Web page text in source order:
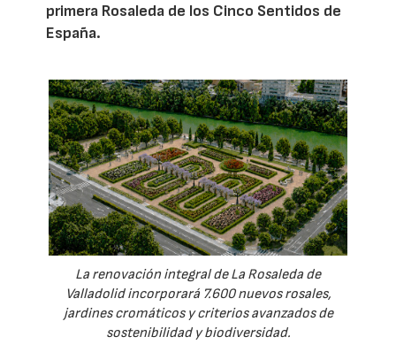
primera Rosaleda de los Cinco Sentidos de
España.
La renovación integral de La Rosaleda de
Valladolid incorporará 7.600 nuevos rosales,
jardines cromáticos y criterios avanzados de
sostenibilidad y biodiversidad.